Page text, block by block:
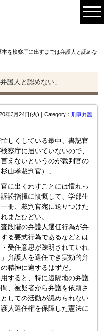
本を検察庁に出すまでは弁護人と認めな
護人と認めない」
年3月24日(火)｜Category： 刑事弁護
しくしている最中、書記官
察庁に届いていないので、
えないというのが裁判官の
山孝裁判官）。
に出くわすことには慣れっ
訟指揮に憤慨して、学部生
冊、裁判官宛に送りつけた
またひどい。
段階の弁護人選任行為が弁
る要式行為であるなどとは
受任意思が疎明されていれ
弁護人を選任でき実効的弁
精神に適するはずだ。
すると、特に遠隔地の弁護
、被疑者から弁護を依頼さ
しての活動が認められない
人選任権を保障した憲法に